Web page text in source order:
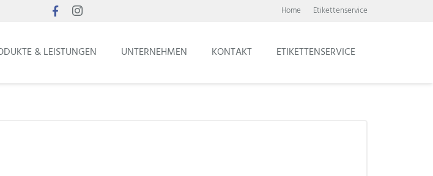
Home Etikettenservice
& LEISTUNGEN UNTERNEHMEN KONTAKT ETIKETTENSERVICE